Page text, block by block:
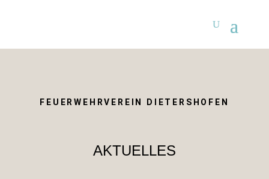
FEUERWEHRVEREIN DIETERSHOFEN
AKTUELLES